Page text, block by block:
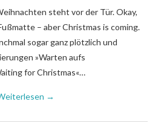
steht vor der Tür. Okay,
– aber Christmas is coming.
sogar ganz plötzlich und
»Warten aufs
for Christmas«…
→